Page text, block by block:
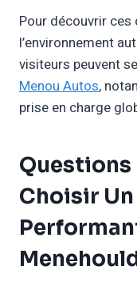
Pour découvrir
l’environnement
visiteurs peuvent
Menou Autos,
prise en charge
Questions
Choisir